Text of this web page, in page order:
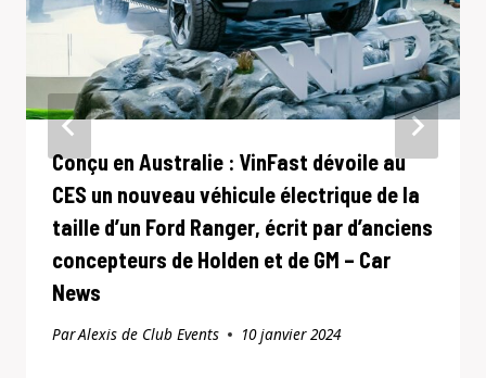
Conçu en Australie : VinFast dévoile au
CES un nouveau véhicule électrique de la
taille d’un Ford Ranger, écrit par d’anciens
concepteurs de Holden et de GM – Car
News
ParAlexis de Club Events 10 janvier 2024